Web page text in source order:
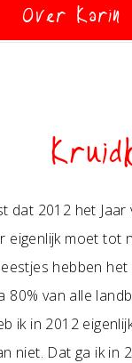
Over Karin
dat 2012 het
eigenlijk moet tot
hebben
80% van alle
ik in 2012
niet. Dat ga ik in